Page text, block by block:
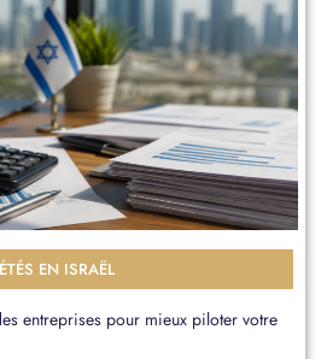
EN ISRAËL
entreprises pour mieux piloter votre